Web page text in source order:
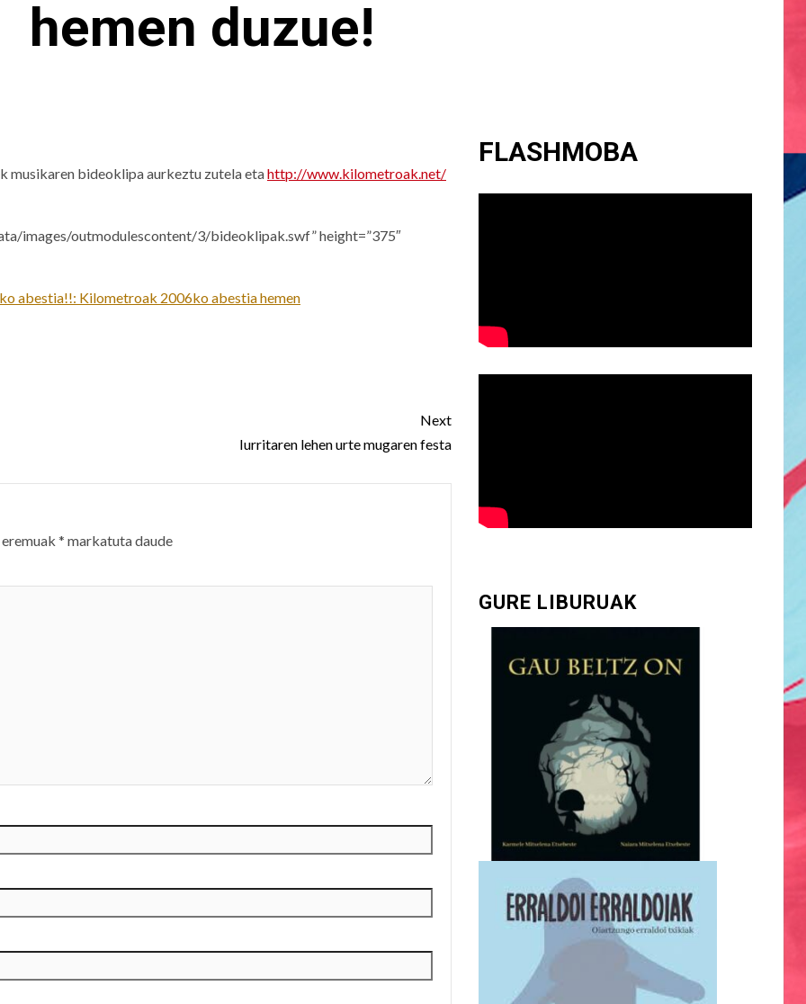
hemen duzue!
musikaren bideoklipa aurkeztu zutela etahttp://www.kilometroak.net/
images/outmodulescontent/3/bideoklipak.swf” height=”375″
abestia!!: Kilometroak 2006ko abestia hemen
Next
Iurritaren lehen urte mugaren festa
* markatuta daude
FLASHMOBA
GURE LIBURUAK